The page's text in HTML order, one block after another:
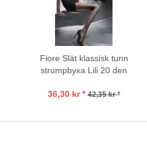
Fiore Slät klassisk tunn
strumpbyxa Lili 20 den
36,30 kr * 42,35 kr *